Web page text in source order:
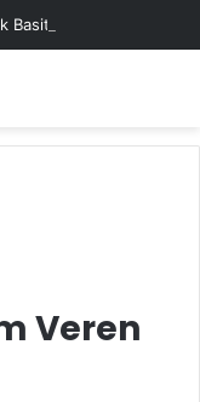
Basit Maskeler
Veren